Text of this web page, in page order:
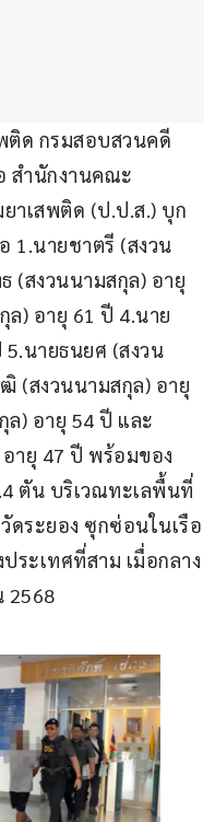
ติด กรมสอบสวนคดี
สำนักงานคณะ
าเสพติด (ป.ป.ส.) บุก
1.นายชาตรี (สงวน
(สงวนนามสกุล) อายุ
) อายุ 61 ปี 4.นาย
5.นายธนยศ (สงวน
(สงวนนามสกุล) อายุ
ล) อายุ 54 ปี และ
ายุ 47 ปี พร้อมของ
ตัน บริเวณทะเลพื้นที่
ดระยอง ซุกซ่อนในเรือ
ระเทศที่สาม เมื่อกลาง
2568